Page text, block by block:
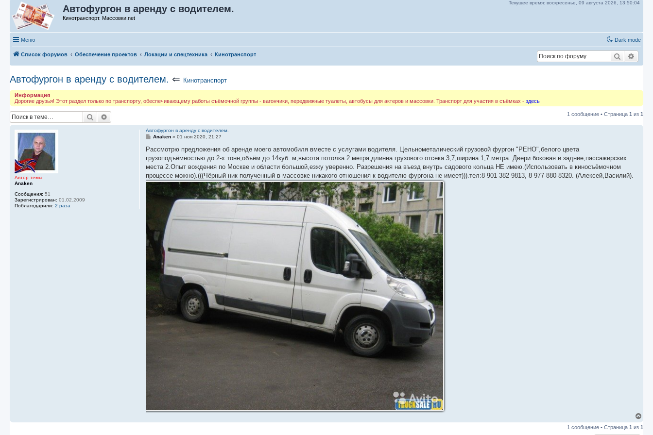
Текущее время: воскресенье, 09 августа 2026, 13:50:05
Автофургон в аренду с водителем.
Кинотранспорт. Массовки.net
Меню Dark mode
Список форумов Обеспечение проектов Локации и спецтехника Кинотранспорт Поиск
Автофургон в аренду с водителем. ⇐ Кинотранспорт
Информация
Дорогие друзья! Этот раздел только по транспорту, обеспечивающему работы съёмочной группы - вагончики, передвижные туалеты, автобусы для актеров и массовки. Транспорт для участия в съёмках - здесь
Поиск 1 сообщение • Страница 1 из 1
Автор темы
Anaken
Сообщения: 51
Зарегистрирован: 01.02.2009
Поблагодарили: 2 раза
Автофургон в аренду с водителем.
С
о
щ
е
и
е
Anaken »01 ноя 2020, 21:27
Рассмотрю предложения об аренде моего автомобиля вместе с услугами водителя. Цельнометалический грузовой фургон "РЕНО",белого цвета
грузоподъёмностью до 2-х тонн,объём до 14куб. м,высота потолка 2 метра,длинна грузового отсека 3,7,ширина 1,7 метра. Двери боковая и задние,пассажирских
места 2.Опыт вождения по Москве и области большой,езжу уверенно. Разрешения на въезд внутрь садового кольца НЕ имею.(Использовать в киносъёмочном
процессе можно).(((Чёрный ник полученный в массовке никакого отношения к водителю фургона не имеет))).тел:8-901-382-9813, 8-977-880-8320. (Алексей,Василий).
р
1 сообщение • Страница 1 из 1